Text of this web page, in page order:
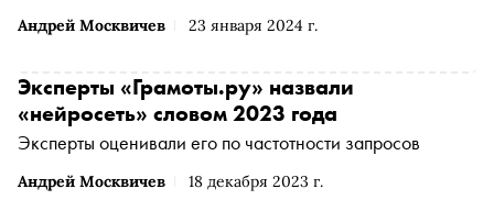
Андрей Москвичев 23 января 2024 г.
Андрей Москвичев 18 декабря 2023 г.
Эксперты «Грамоты.ру» назвали
«нейросеть» словом 2023 года
Эксперты оценивали его по частотности запросов